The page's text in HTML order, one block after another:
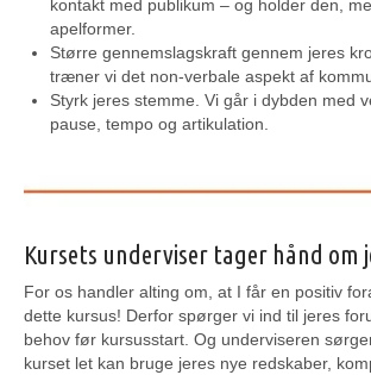
kontakt med publikum – og holder den,
apelformer.
Større gennemslagskraft gennem jeres
træner vi det non-verbale aspekt af
Styrk jeres stemme. Vi går i dybden med
pause, tempo og artikulation.
Kursets underviser tager hånd
For os handler alting om, at I får en positiv
dette kursus! Derfor spørger vi ind til jeres
behov før kursusstart. Og underviseren
kurset let kan bruge jeres nye redskaber,